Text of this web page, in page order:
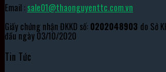
Email :sale01@thaonguyenttc.com.vn
Giấy chứng nhận ĐKKD số:0202048903 do Sở
đầu ngày 03/10/2020
Tin Tức